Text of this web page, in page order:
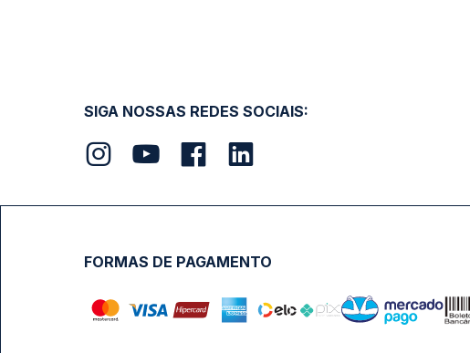
SIGA NOSSAS REDES SOCIAIS:
FORMAS DE PAGAMENTO